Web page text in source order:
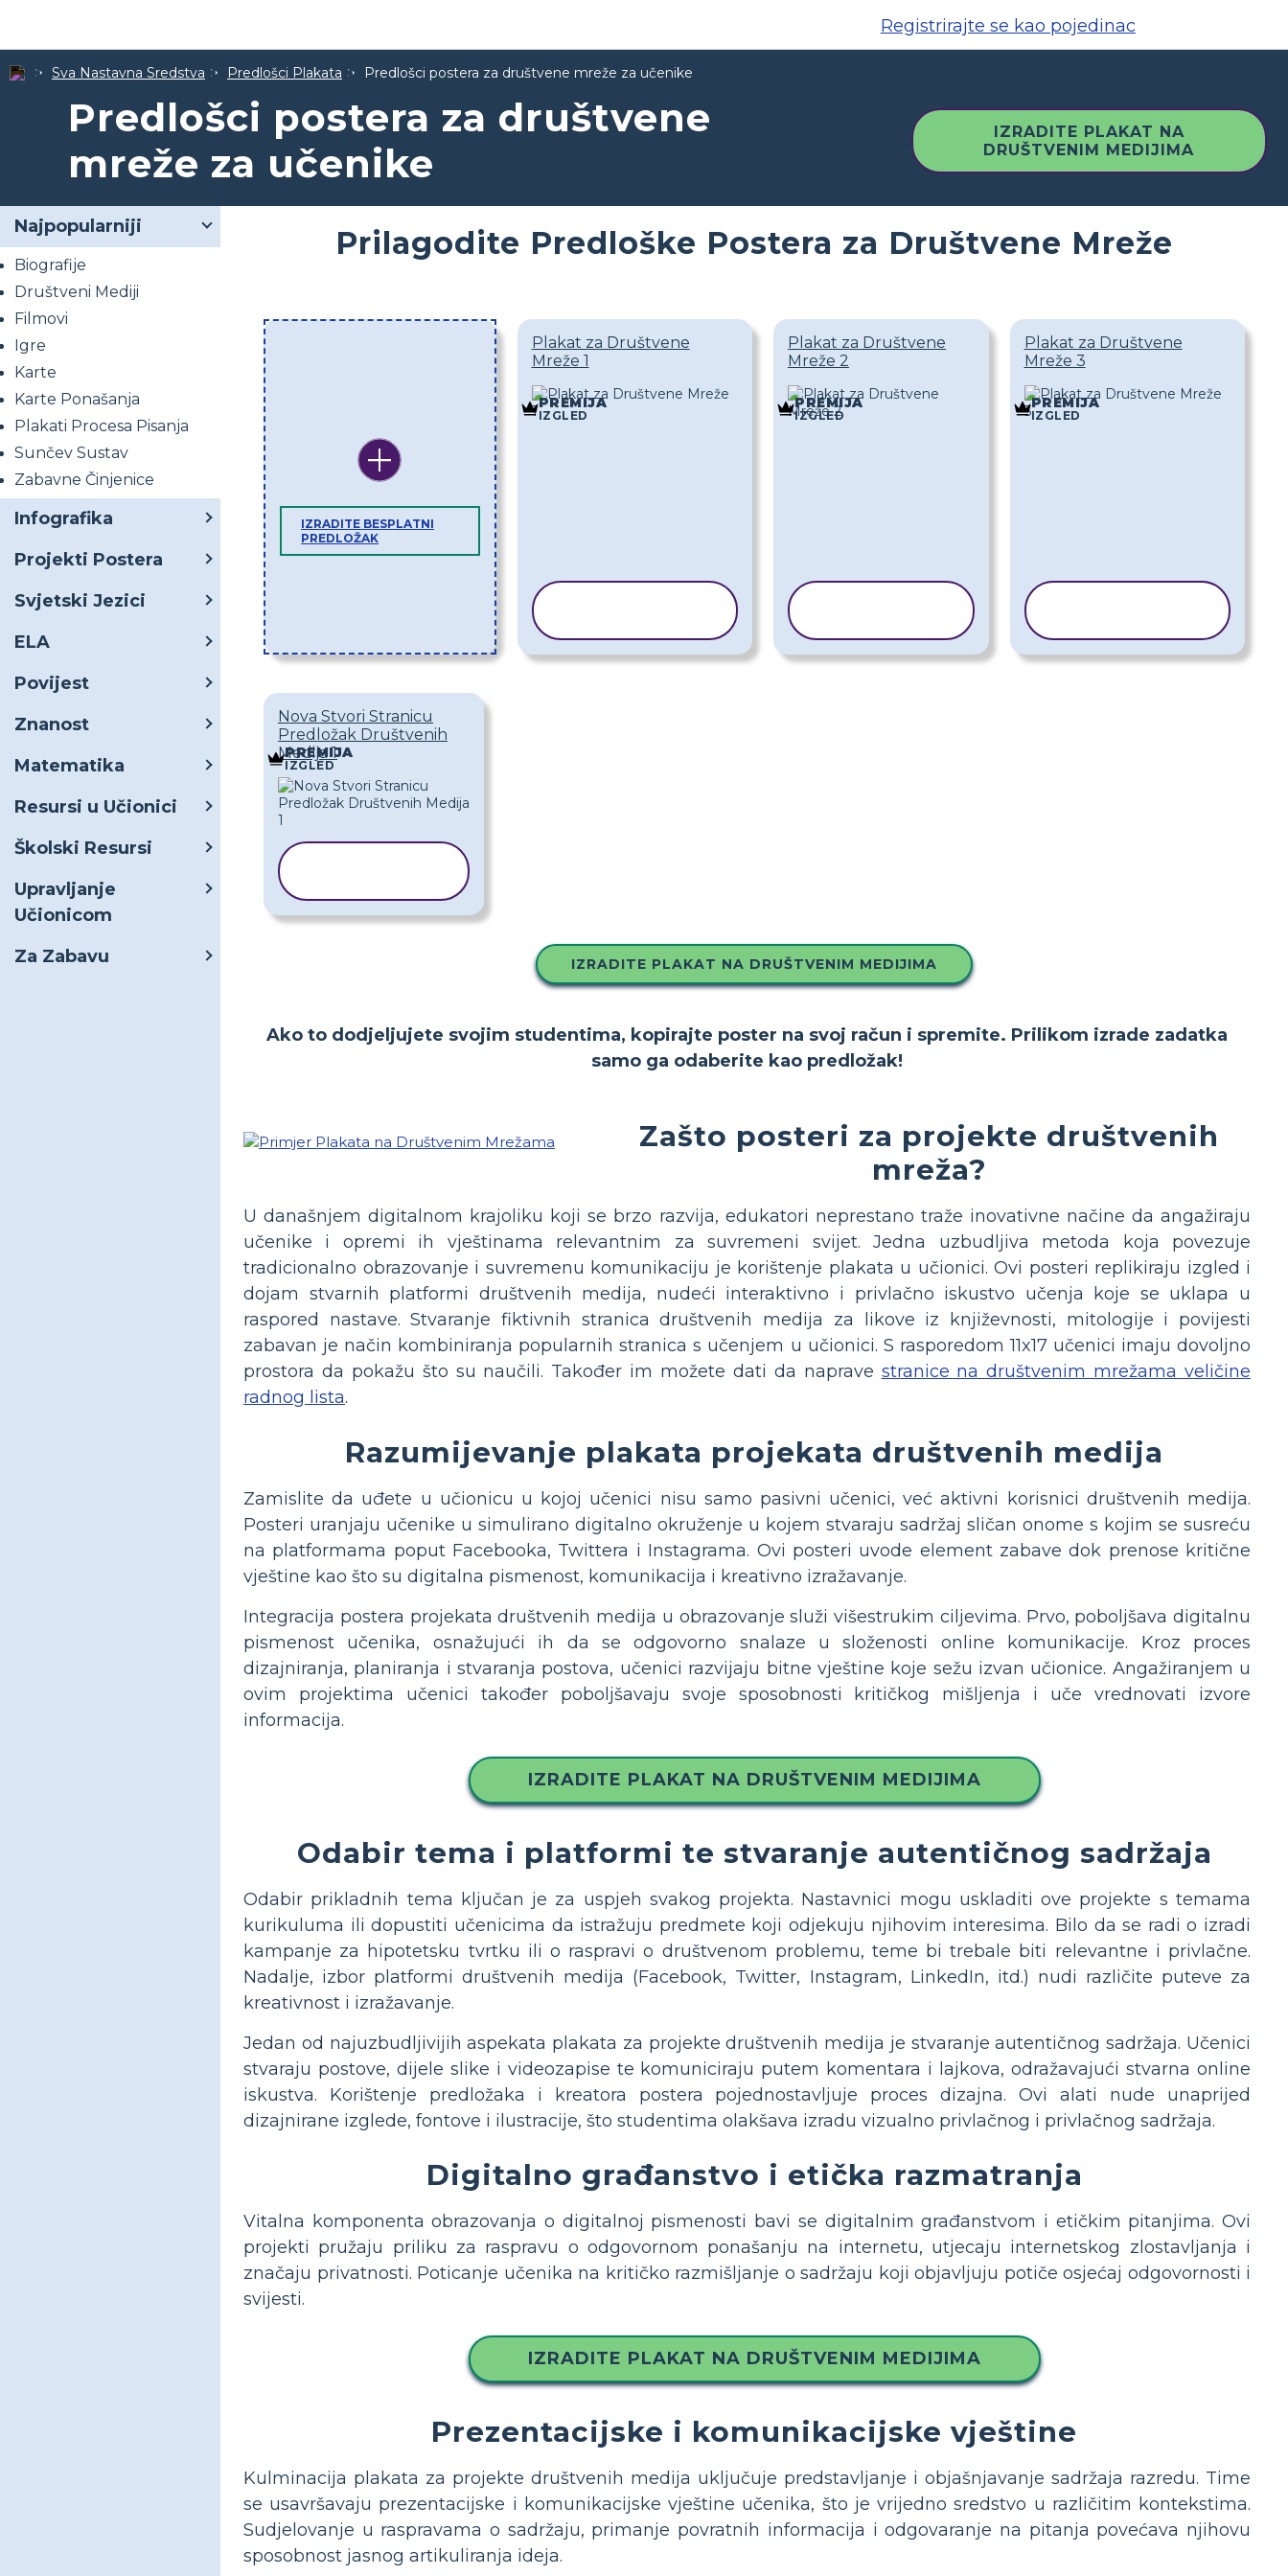
Registrirajte se kao pojedinac
Sva Nastavna Sredstva Predlošci Plakata Predlošci postera za društvene mreže za učenike
Predlošci postera za društvene
mreže za učenike
IZRADITE PLAKAT NA
DRUŠTVENIM MEDIJIMA
Najpopularniji
Biografije
Društveni Mediji
Filmovi
Igre
Karte
Karte Ponašanja
Plakati Procesa Pisanja
Sunčev Sustav
Zabavne Činjenice
Infografika
Projekti Postera
Svjetski Jezici
ELA
Povijest
Znanost
Matematika
Resursi u Učionici
Školski Resursi
Upravljanje
Učionicom
Za Zabavu
Prilagodite Predloške Postera za Društvene Mreže
IZRADITE BESPLATNI
PREDLOŽAK
Plakat za Društvene
Mreže 1
PREMIJA
IZGLED
Plakat za Društvene
Mreže 2
PREMIJA
IZGLED
Plakat za Društvene
Mreže 3
PREMIJA
IZGLED
Nova Stvori Stranicu
Predložak Društvenih
Medija 1
PREMIJA
IZGLED
IZRADITE PLAKAT NA DRUŠTVENIM MEDIJIMA
Ako to dodjeljujete svojim studentima, kopirajte poster na svoj račun i spremite. Prilikom izrade zadatka
samo ga odaberite kao predložak!
Zašto posteri za projekte društvenih
mreža?
U današnjem digitalnom krajoliku koji se brzo razvija, edukatori neprestano traže inovativne načine da angažiraju
učenike i opremi ih vještinama relevantnim za suvremeni svijet. Jedna uzbudljiva metoda koja povezuje
tradicionalno obrazovanje i suvremenu komunikaciju je korištenje plakata u učionici. Ovi posteri replikiraju izgled i
dojam stvarnih platformi društvenih medija, nudeći interaktivno i privlačno iskustvo učenja koje se uklapa u
raspored nastave. Stvaranje fiktivnih stranica društvenih medija za likove iz književnosti, mitologije i povijesti
zabavan je način kombiniranja popularnih stranica s učenjem u učionici. S rasporedom 11x17 učenici imaju dovoljno
prostora da pokažu što su naučili. Također im možete dati da naprave stranice na društvenim mrežama veličine
radnog lista.
Razumijevanje plakata projekata društvenih medija
Zamislite da uđete u učionicu u kojoj učenici nisu samo pasivni učenici, već aktivni korisnici društvenih medija.
Posteri uranjaju učenike u simulirano digitalno okruženje u kojem stvaraju sadržaj sličan onome s kojim se susreću
na platformama poput Facebooka, Twittera i Instagrama. Ovi posteri uvode element zabave dok prenose kritične
vještine kao što su digitalna pismenost, komunikacija i kreativno izražavanje.
Integracija postera projekata društvenih medija u obrazovanje služi višestrukim ciljevima. Prvo, poboljšava digitalnu
pismenost učenika, osnažujući ih da se odgovorno snalaze u složenosti online komunikacije. Kroz proces
dizajniranja, planiranja i stvaranja postova, učenici razvijaju bitne vještine koje sežu izvan učionice. Angažiranjem u
ovim projektima učenici također poboljšavaju svoje sposobnosti kritičkog mišljenja i uče vrednovati izvore
informacija.
IZRADITE PLAKAT NA DRUŠTVENIM MEDIJIMA
Odabir tema i platformi te stvaranje autentičnog sadržaja
Odabir prikladnih tema ključan je za uspjeh svakog projekta. Nastavnici mogu uskladiti ove projekte s temama
kurikuluma ili dopustiti učenicima da istražuju predmete koji odjekuju njihovim interesima. Bilo da se radi o izradi
kampanje za hipotetsku tvrtku ili o raspravi o društvenom problemu, teme bi trebale biti relevantne i privlačne.
Nadalje, izbor platformi društvenih medija (Facebook, Twitter, Instagram, LinkedIn, itd.) nudi različite puteve za
kreativnost i izražavanje.
Jedan od najuzbudljivijih aspekata plakata za projekte društvenih medija je stvaranje autentičnog sadržaja. Učenici
stvaraju postove, dijele slike i videozapise te komuniciraju putem komentara i lajkova, odražavajući stvarna online
iskustva. Korištenje predložaka i kreatora postera pojednostavljuje proces dizajna. Ovi alati nude unaprijed
dizajnirane izglede, fontove i ilustracije, što studentima olakšava izradu vizualno privlačnog i privlačnog sadržaja.
Digitalno građanstvo i etička razmatranja
Vitalna komponenta obrazovanja o digitalnoj pismenosti bavi se digitalnim građanstvom i etičkim pitanjima. Ovi
projekti pružaju priliku za raspravu o odgovornom ponašanju na internetu, utjecaju internetskog zlostavljanja i
značaju privatnosti. Poticanje učenika na kritičko razmišljanje o sadržaju koji objavljuju potiče osjećaj odgovornosti i
svijesti.
IZRADITE PLAKAT NA DRUŠTVENIM MEDIJIMA
Prezentacijske i komunikacijske vještine
Kulminacija plakata za projekte društvenih medija uključuje predstavljanje i objašnjavanje sadržaja razredu. Time
se usavršavaju prezentacijske i komunikacijske vještine učenika, što je vrijedno sredstvo u različitim kontekstima.
Sudjelovanje u raspravama o sadržaju, primanje povratnih informacija i odgovaranje na pitanja povećava njihovu
sposobnost jasnog artikuliranja ideja.